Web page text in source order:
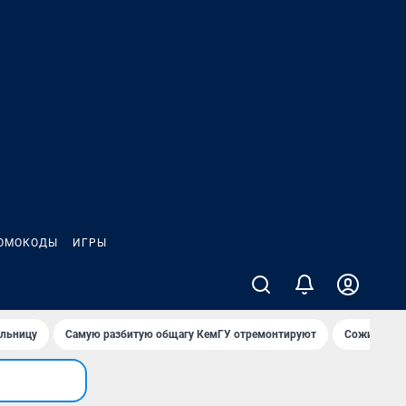
ИГРЫ
Самую разбитую общагу КемГУ отремонтируют